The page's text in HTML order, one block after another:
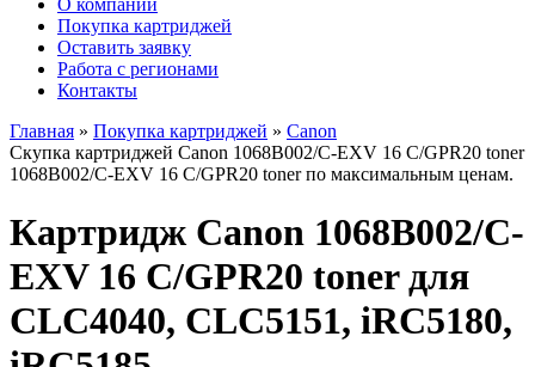
О компании
Покупка картриджей
Оставить заявку
Работа с регионами
Контакты
Главная » Покупка картриджей » Canon
Скупка картриджей Canon 1068B002/C-EXV 16 C/GPR20 toner
1068B002/C-EXV 16 C/GPR20 toner по максимальным ценам.
Картридж Canon 1068B002/C-
EXV 16 C/GPR20 toner для
CLC4040, CLC5151, iRC5180,